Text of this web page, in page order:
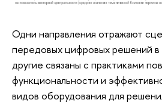
Одни направления отражают
передовых цифровых решений
другие связаны с практиками
функциональности и
видов оборудования для